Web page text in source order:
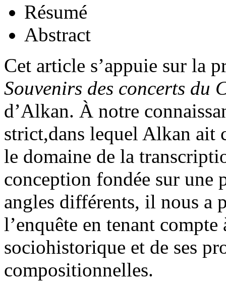
Résumé
Abstract
Cet article s’appuie sur la
Souvenirs des concerts du
d’Alkan. À notre
strict,dans lequel Alkan ait
le domaine de la
conception fondée sur une
angles différents, il nous a
l’enquête en tenant
sociohistorique et de ses
compositionnelles.